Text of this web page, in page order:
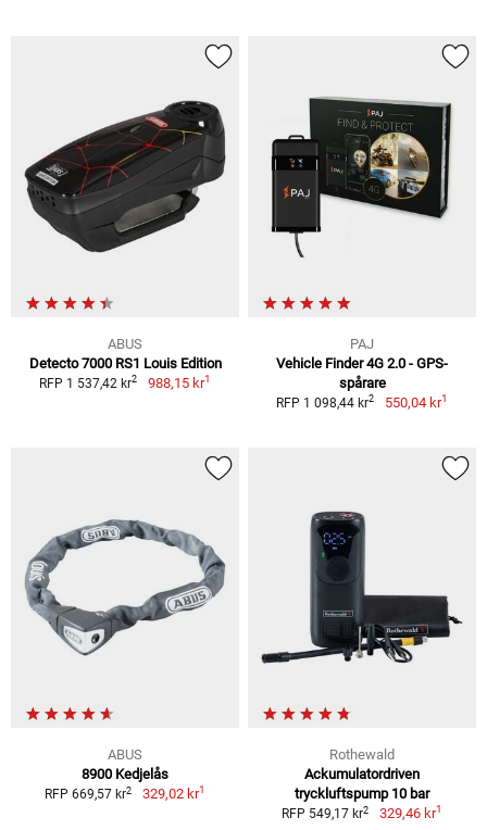
ABUS
Detecto 7000 RS1 Louis Edition
RFP 1 537,42 kr2 988,15 kr1
PAJ
Vehicle Finder 4G 2.0 - GPS-
spårare
RFP 1 098,44 kr2 550,04 kr1
ABUS
8900 Kedjelås
RFP 669,57 kr2 329,02 kr1
Rothewald
Ackumulatordriven
tryckluftspump 10 bar
RFP 549,17 kr2 329,46 kr1